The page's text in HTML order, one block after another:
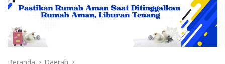
Beranda Daerah